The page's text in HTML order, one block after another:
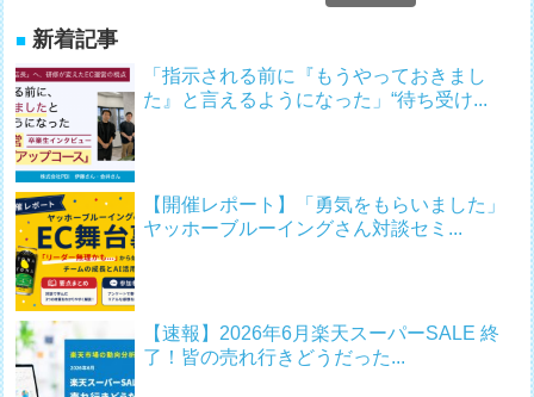
新着記事
「指示される前に『もうやっておきまし
た』と言えるようになった」“待ち受け...
【開催レポート】「勇気をもらいました」
ヤッホーブルーイングさん対談セミ...
【速報】2026年6月楽天スーパーSALE 終
了！皆の売れ行きどうだった...